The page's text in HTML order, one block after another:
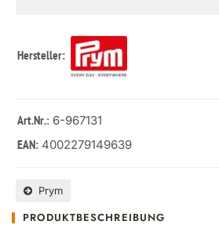
Hersteller:
Art.Nr.: 6-967131
EAN: 4002279149639
Prym
PRODUKTBESCHREIBUNG